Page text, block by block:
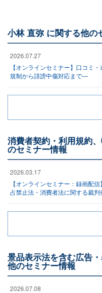
小林 直弥 に関する他の
2026.07.27
【オンラインセミナー】口コミ
規制から誹謗中傷対応まで―
消費者契約・利用規約
のセミナー情報
2026.03.17
【オンラインセミナー：録画配
占禁止法・消費者法に関する裁判
景品表示法を含む広告
他のセミナー情報
2026.07.08